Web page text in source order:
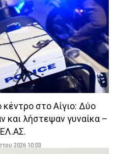
κέντρο στο Αίγιο: Δύο
και λήστεψαν γυναίκα –
2026 10:03